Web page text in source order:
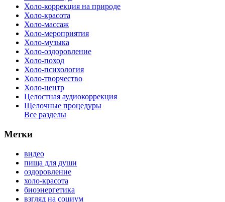
Холо-коррекция на природе
Холо-красота
Холо-массаж
Холо-мероприятия
Холо-музыка
Холо-оздоровление
Холо-поход
Холо-психология
Холо-творчество
Холо-центр
Целостная аудиокоррекция
Щелочные процедуры
Все разделы
Метки
видео
пища для души
оздоровление
холо-красота
биоэнергетика
взгляд на социум